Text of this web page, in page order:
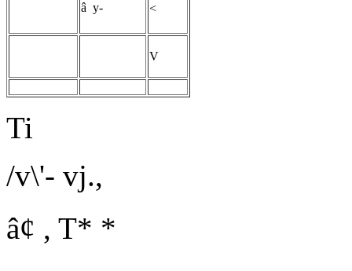
â y- <
V
Ti
/v\'- vj.,
â¢ , T* *